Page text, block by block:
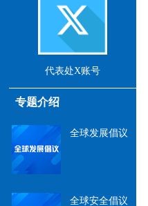
代表处X账号
专题介绍
全球发展倡议
全球安全倡议